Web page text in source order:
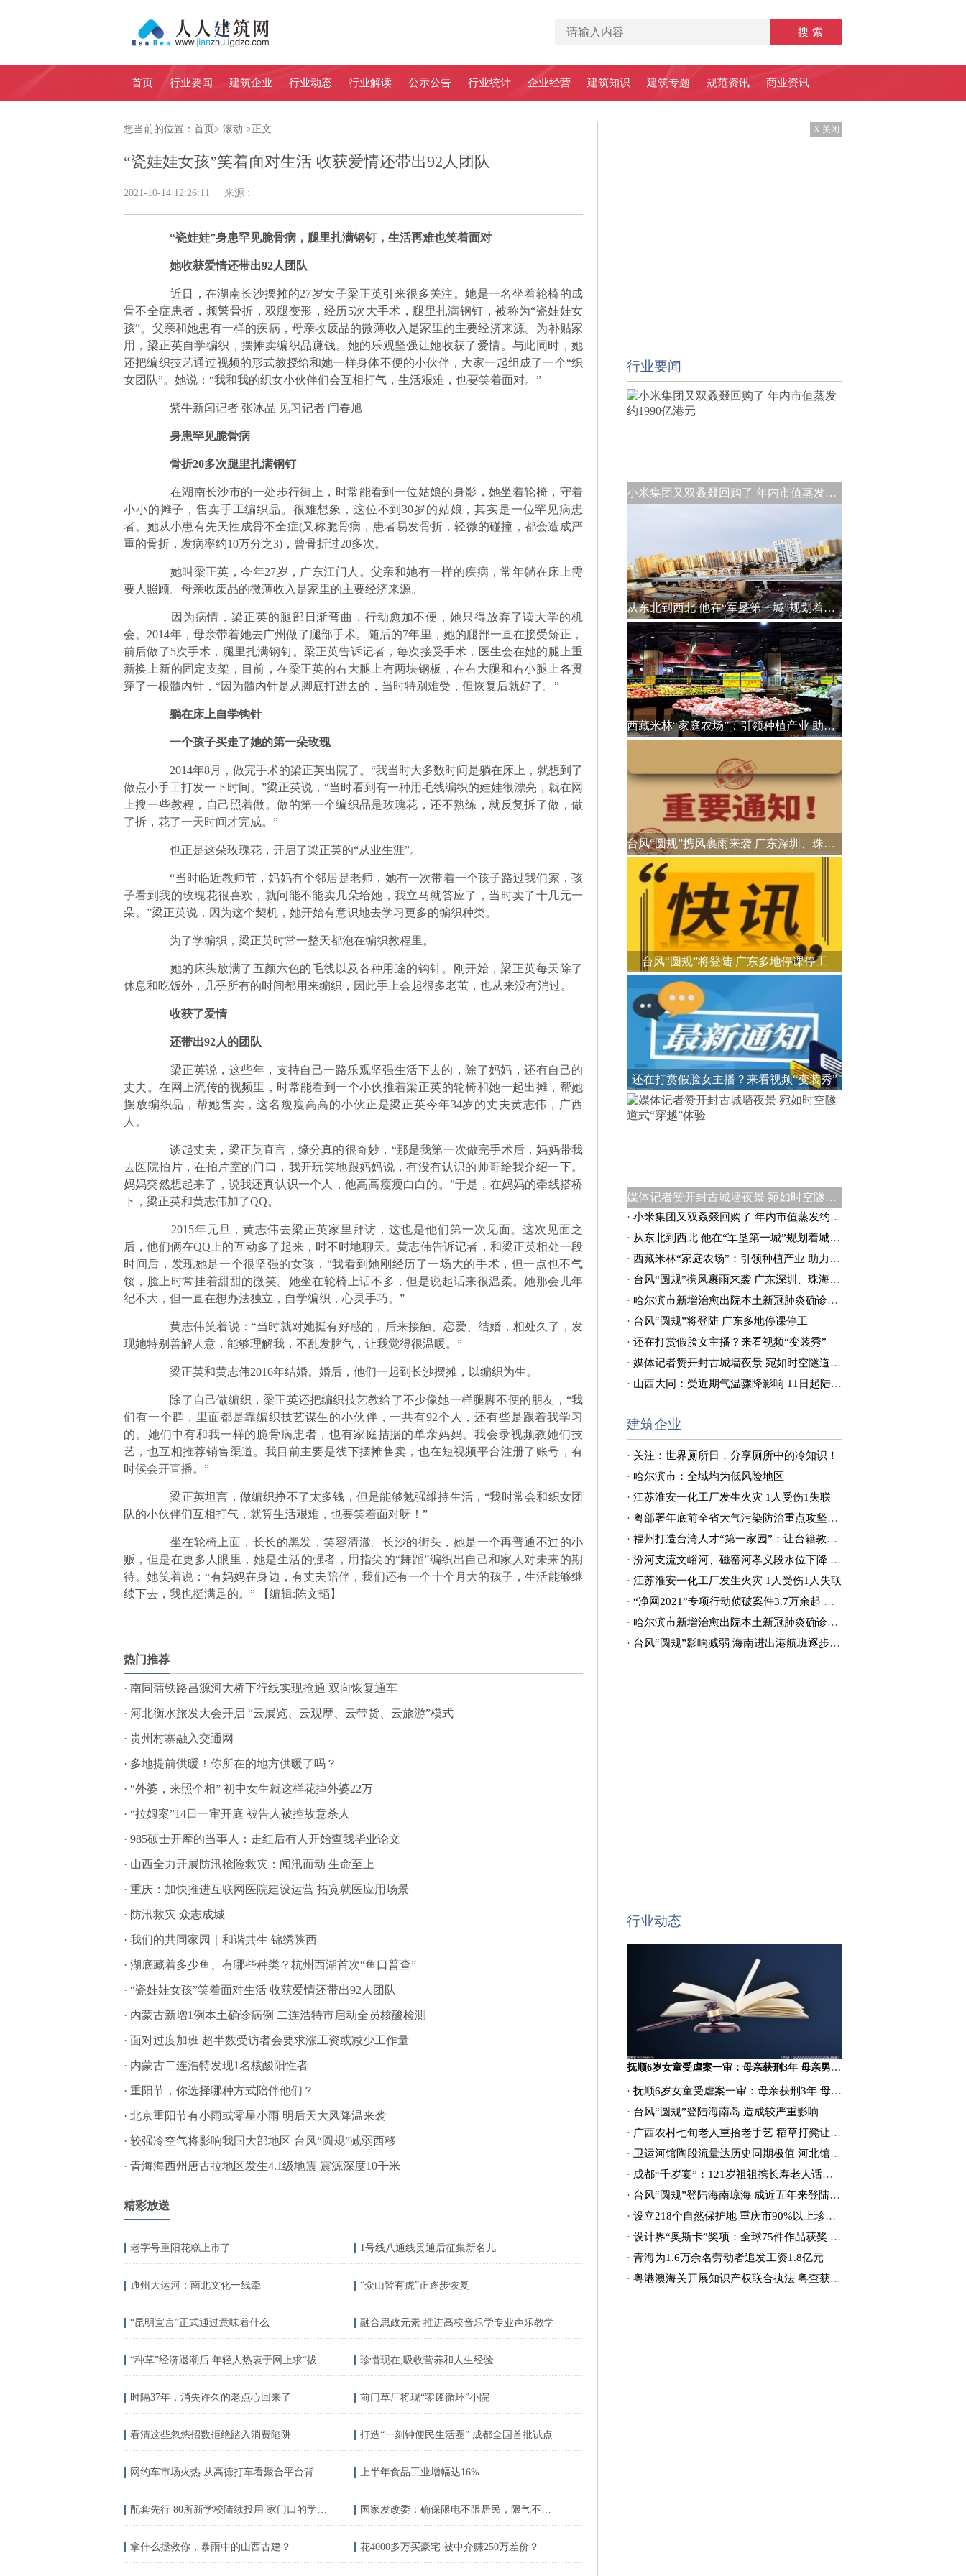
首页 行业要闻 建筑企业 行业动态 行业解读 公示公告 行业统计 企业经营 建筑知识 建筑专题 规范资讯 商业资讯
您当前的位置： 首页 > 滚动 > 正文
“瓷娃娃女孩”笑着面对生活 收获爱情还带出92人团队
2021-10-14 12:26:11 来源 :
“瓷娃娃”身患罕见脆骨病，腿里扎满钢钉，生活再难也笑着面对
她收获爱情还带出92人团队
近日，在湖南长沙摆摊的27岁女子梁正英引来很多关注。她是一名坐着轮椅的成
骨不全症患者，频繁骨折，双腿变形，经历5次大手术，腿里扎满钢钉，被称为“瓷娃娃女
孩”。父亲和她患有一样的疾病，母亲收废品的微薄收入是家里的主要经济来源。为补贴家
用，梁正英自学编织，摆摊卖编织品赚钱。她的乐观坚强让她收获了爱情。与此同时，她
还把编织技艺通过视频的形式教授给和她一样身体不便的小伙伴，大家一起组成了一个“织
女团队”。她说：“我和我的织女小伙伴们会互相打气，生活艰难，也要笑着面对。”
紫牛新闻记者 张冰晶 见习记者 闫春旭
身患罕见脆骨病
骨折20多次腿里扎满钢钉
在湖南长沙市的一处步行街上，时常能看到一位姑娘的身影，她坐着轮椅，守着
小小的摊子，售卖手工编织品。很难想象，这位不到30岁的姑娘，其实是一位罕见病患
者。她从小患有先天性成骨不全症(又称脆骨病，患者易发骨折，轻微的碰撞，都会造成严
重的骨折，发病率约10万分之3)，曾骨折过20多次。
她叫梁正英，今年27岁，广东江门人。父亲和她有一样的疾病，常年躺在床上需
要人照顾。母亲收废品的微薄收入是家里的主要经济来源。
因为病情，梁正英的腿部日渐弯曲，行动愈加不便，她只得放弃了读大学的机
会。2014年，母亲带着她去广州做了腿部手术。随后的7年里，她的腿部一直在接受矫正，
前后做了5次手术，腿里扎满钢钉。梁正英告诉记者，每次接受手术，医生会在她的腿上重
新换上新的固定支架，目前，在梁正英的右大腿上有两块钢板，在右大腿和右小腿上各贯
穿了一根髓内针，“因为髓内针是从脚底打进去的，当时特别难受，但恢复后就好了。”
躺在床上自学钩针
一个孩子买走了她的第一朵玫瑰
2014年8月，做完手术的梁正英出院了。“我当时大多数时间是躺在床上，就想到了
做点小手工打发一下时间。”梁正英说，“当时看到有一种用毛线编织的娃娃很漂亮，就在网
上搜一些教程，自己照着做。做的第一个编织品是玫瑰花，还不熟练，就反复拆了做，做
了拆，花了一天时间才完成。”
也正是这朵玫瑰花，开启了梁正英的“从业生涯”。
“当时临近教师节，妈妈有个邻居是老师，她有一次带着一个孩子路过我们家，孩
子看到我的玫瑰花很喜欢，就问能不能卖几朵给她，我立马就答应了，当时卖了十几元一
朵。”梁正英说，因为这个契机，她开始有意识地去学习更多的编织种类。
为了学编织，梁正英时常一整天都泡在编织教程里。
她的床头放满了五颜六色的毛线以及各种用途的钩针。刚开始，梁正英每天除了
休息和吃饭外，几乎所有的时间都用来编织，因此手上会起很多老茧，也从来没有消过。
收获了爱情
还带出92人的团队
梁正英说，这些年，支持自己一路乐观坚强生活下去的，除了妈妈，还有自己的
丈夫。在网上流传的视频里，时常能看到一个小伙推着梁正英的轮椅和她一起出摊，帮她
摆放编织品，帮她售卖，这名瘦瘦高高的小伙正是梁正英今年34岁的丈夫黄志伟，广西
人。
谈起丈夫，梁正英直言，缘分真的很奇妙，“那是我第一次做完手术后，妈妈带我
去医院拍片，在拍片室的门口，我开玩笑地跟妈妈说，有没有认识的帅哥给我介绍一下。
妈妈突然想起来了，说我还真认识一个人，他高高瘦瘦白白的。”于是，在妈妈的牵线搭桥
下，梁正英和黄志伟加了QQ。
2015年元旦，黄志伟去梁正英家里拜访，这也是他们第一次见面。这次见面之
后，他们俩在QQ上的互动多了起来，时不时地聊天。黄志伟告诉记者，和梁正英相处一段
时间后，发现她是一个很坚强的女孩，“我看到她刚经历了一场大的手术，但一点也不气
馁，脸上时常挂着甜甜的微笑。她坐在轮椅上话不多，但是说起话来很温柔。她那会儿年
纪不大，但一直在想办法独立，自学编织，心灵手巧。”
黄志伟笑着说：“当时就对她挺有好感的，后来接触、恋爱、结婚，相处久了，发
现她特别善解人意，能够理解我，不乱发脾气，让我觉得很温暖。”
梁正英和黄志伟2016年结婚。婚后，他们一起到长沙摆摊，以编织为生。
除了自己做编织，梁正英还把编织技艺教给了不少像她一样腿脚不便的朋友，“我
们有一个群，里面都是靠编织技艺谋生的小伙伴，一共有92个人，还有些是跟着我学习
的。她们中有和我一样的脆骨病患者，也有家庭拮据的单亲妈妈。我会录视频教她们技
艺，也互相推荐销售渠道。我目前主要是线下摆摊售卖，也在短视频平台注册了账号，有
时候会开直播。”
梁正英坦言，做编织挣不了太多钱，但是能够勉强维持生活，“我时常会和织女团
队的小伙伴们互相打气，就算生活艰难，也要笑着面对呀！”
坐在轮椅上面，长长的黑发，笑容清澈。长沙的街头，她是一个再普通不过的小
贩，但是在更多人眼里，她是生活的强者，用指尖的“舞蹈”编织出自己和家人对未来的期
待。她笑着说：“有妈妈在身边，有丈夫陪伴，我们还有一个十个月大的孩子，生活能够继
续下去，我也挺满足的。”
【编辑:陈文韬】
热门推荐
· 南同蒲铁路昌源河大桥下行线实现抢通 双向恢复通车
· 河北衡水旅发大会开启 “云展览、云观摩、云带货、云旅游”模式
· 贵州村寨融入交通网
· 多地提前供暖！你所在的地方供暖了吗？
· “外婆，来照个相” 初中女生就这样花掉外婆22万
· “拉姆案”14日一审开庭 被告人被控故意杀人
· 985硕士开摩的当事人：走红后有人开始查我毕业论文
· 山西全力开展防汛抢险救灾：闻汛而动 生命至上
· 重庆：加快推进互联网医院建设运营 拓宽就医应用场景
· 防汛救灾 众志成城
· 我们的共同家园｜和谐共生 锦绣陕西
· 湖底藏着多少鱼、有哪些种类？杭州西湖首次“鱼口普查”
· “瓷娃娃女孩”笑着面对生活 收获爱情还带出92人团队
· 内蒙古新增1例本土确诊病例 二连浩特市启动全员核酸检测
· 面对过度加班 超半数受访者会要求涨工资或减少工作量
· 内蒙古二连浩特发现1名核酸阳性者
· 重阳节，你选择哪种方式陪伴他们？
· 北京重阳节有小雨或零星小雨 明后天大风降温来袭
· 较强冷空气将影响我国大部地区 台风“圆规”减弱西移
· 青海海西州唐古拉地区发生4.1级地震 震源深度10千米
精彩放送
老字号重阳花糕上市了 1号线八通线贯通后征集新名儿
通州大运河：南北文化一线牵 “众山皆有虎”正逐步恢复
“昆明宣言”正式通过意味着什么 融合思政元素 推进高校音乐学专业声乐教学
“种草”经济退潮后 年轻人热衷于网上求“拔草” 珍惜现在,吸收营养和人生经验
时隔37年，消失许久的老点心回来了 前门草厂将现“零废循环”小院
看清这些忽悠招数拒绝踏入消费陷阱 打造“一刻钟便民生活圈” 成都全国首批试点
网约车市场火热 从高德打车看聚合平台背后的算盘 上半年食品工业增幅达16%
配套先行 80所新学校陆续投用 家门口的学位很充足 国家发改委：确保限电不限居民，限气不限居民
拿什么拯救你，暴雨中的山西古建？ 花4000多万买豪宅 被中介赚250万差价？
X 关闭
行业要闻
小米集团又双叒叕回购了 年内市值蒸发约1990亿港元
从东北到西北 他在“军垦第一城”规划着城建未来
西藏米林“家庭农场”：引领种植产业 助力乡村振兴
台风“圆规”携风裹雨来袭 广东深圳、珠海等地停课停工
台风“圆规”将登陆 广东多地停课停工
还在打赏假脸女主播？来看视频“变装秀”
媒体记者赞开封古城墙夜景 宛如时空隧道式“穿越”体验
· 小米集团又双叒叕回购了 年内市值蒸发约1990亿港元
· 从东北到西北 他在“军垦第一城”规划着城建未来
· 西藏米林“家庭农场”：引领种植产业 助力乡村振兴
· 台风“圆规”携风裹雨来袭 广东深圳、珠海等地停课停工
· 哈尔滨市新增治愈出院本土新冠肺炎确诊病例8例
· 台风“圆规”将登陆 广东多地停课停工
· 还在打赏假脸女主播？来看视频“变装秀”
· 媒体记者赞开封古城墙夜景 宛如时空隧道式“穿越”体验
· 山西大同：受近期气温骤降影响 11日起陆续供暖
建筑企业
· 关注：世界厕所日，分享厕所中的冷知识！
· 哈尔滨市：全域均为低风险地区
· 江苏淮安一化工厂发生火灾 1人受伤1失联
· 粤部署年底前全省大气污染防治重点攻坚工作
· 福州打造台湾人才“第一家园”：让台籍教师“来得了、留得下”
· 汾河支流文峪河、磁窑河孝义段水位下降 正在推进决口封堵
· 江苏淮安一化工厂发生火灾 1人受伤1人失联
· “净网2021”专项行动侦破案件3.7万余起 抓获嫌犯8万余人
· 哈尔滨市新增治愈出院本土新冠肺炎确诊病例4例
· 台风“圆规”影响减弱 海南进出港航班逐步恢复
行业动态
抚顺6岁女童受虐案一审：母亲获刑3年 母亲男友获刑16年
· 抚顺6岁女童受虐案一审：母亲获刑3年 母亲男友获刑16年
· 台风“圆规”登陆海南岛 造成较严重影响
· 广西农村七旬老人重拾老手艺 稻草打凳让秸秆“变废为宝”
· 卫运河馆陶段流量达历史同期极值 河北馆陶抗洪抢收
· 成都“千岁宴”：121岁祖祖携长寿老人话重阳
· 台风“圆规”登陆海南琼海 成近五年来登陆海南最强台风
· 设立218个自然保护地 重庆市90%以上珍稀濒危野生动植物获保护
· 设计界“奥斯卡”奖项：全球75件作品获奖 1件来自厦门
· 青海为1.6万余名劳动者追发工资1.8亿元
· 粤港澳海关开展知识产权联合执法 粤查获侵权货物超5万件